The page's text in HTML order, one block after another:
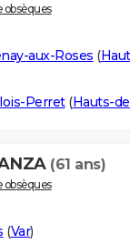
aux-Roses (
Perret(Hauts-
(61 ans)
(Var)